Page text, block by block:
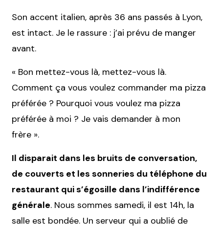
Son accent italien, après 36 ans passés à Lyon,
est intact. Je le rassure : j’ai prévu de manger
avant.
« Bon mettez-vous là, mettez-vous là.
Comment ça vous voulez commander ma pizza
préférée ? Pourquoi vous voulez ma pizza
préférée à moi ? Je vais demander à mon
frère ».
Il disparait dans les bruits de conversation,
de couverts et les sonneries du téléphone du
restaurant qui s’égosille dans l’indifférence
générale. Nous sommes samedi, il est 14h, la
salle est bondée. Un serveur qui a oublié de